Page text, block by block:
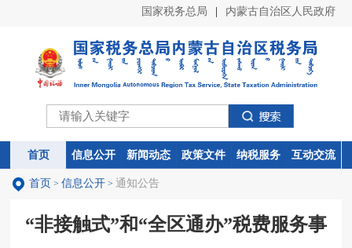
国家税务总局 内蒙古自治区人民政府
首页 信息公开 新闻动态 政策文件 纳税服务 互动交流
首页 信息公开 新闻动态 政策文件 纳税服务 互动交流
首页 > 信息公开> 通知公告
“非接触式”和“全区通办”税费服务事